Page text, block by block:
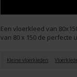
Een vloerkleed van
van 80 x 150 de perfecte
Kleine vloerkleden